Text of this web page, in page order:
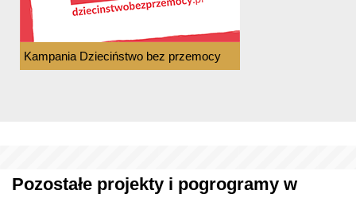
Kampania Dzieciństwo bez przemocy
Pozostałe projekty i pogrogramy w